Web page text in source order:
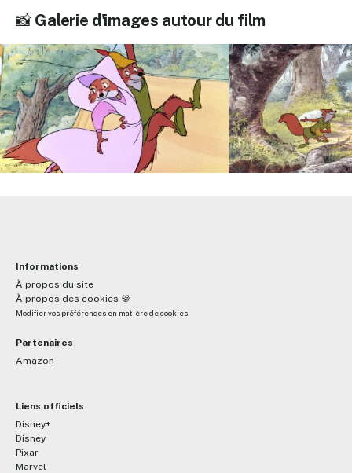
📸Galerie d'images autour du film
Informations
À propos du site
À propos des cookies 🍪
Modifier vos préférences en matière de cookies
Partenaires
Amazon
Liens officiels
Disney+
Disney
Pixar
Marvel